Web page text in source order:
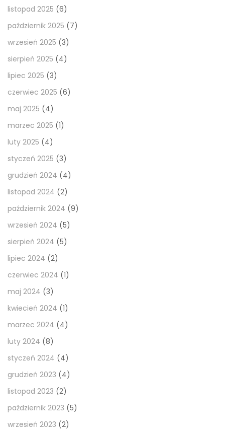
listopad 2025 (6)
październik 2025 (7)
wrzesień 2025 (3)
sierpień 2025 (4)
lipiec 2025 (3)
czerwiec 2025 (6)
maj 2025 (4)
marzec 2025 (1)
luty 2025 (4)
styczeń 2025 (3)
grudzień 2024 (4)
listopad 2024 (2)
październik 2024 (9)
wrzesień 2024 (5)
sierpień 2024 (5)
lipiec 2024 (2)
czerwiec 2024 (1)
maj 2024 (3)
kwiecień 2024 (1)
marzec 2024 (4)
luty 2024 (8)
styczeń 2024 (4)
grudzień 2023 (4)
listopad 2023 (2)
październik 2023 (5)
wrzesień 2023 (2)